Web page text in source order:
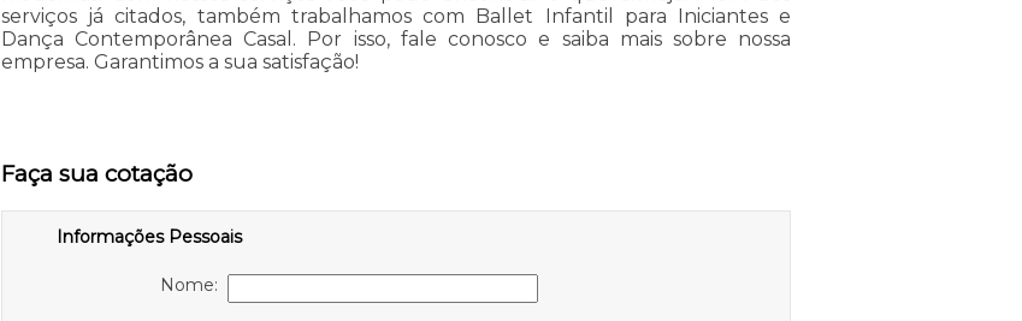
serviços já citados, também trabalhamos com Ballet Infantil para Iniciantes e
Dança Contemporânea Casal. Por isso, fale conosco e saiba mais sobre nossa
empresa. Garantimos a sua satisfação!
Faça sua cotação
Informações Pessoais
Nome: